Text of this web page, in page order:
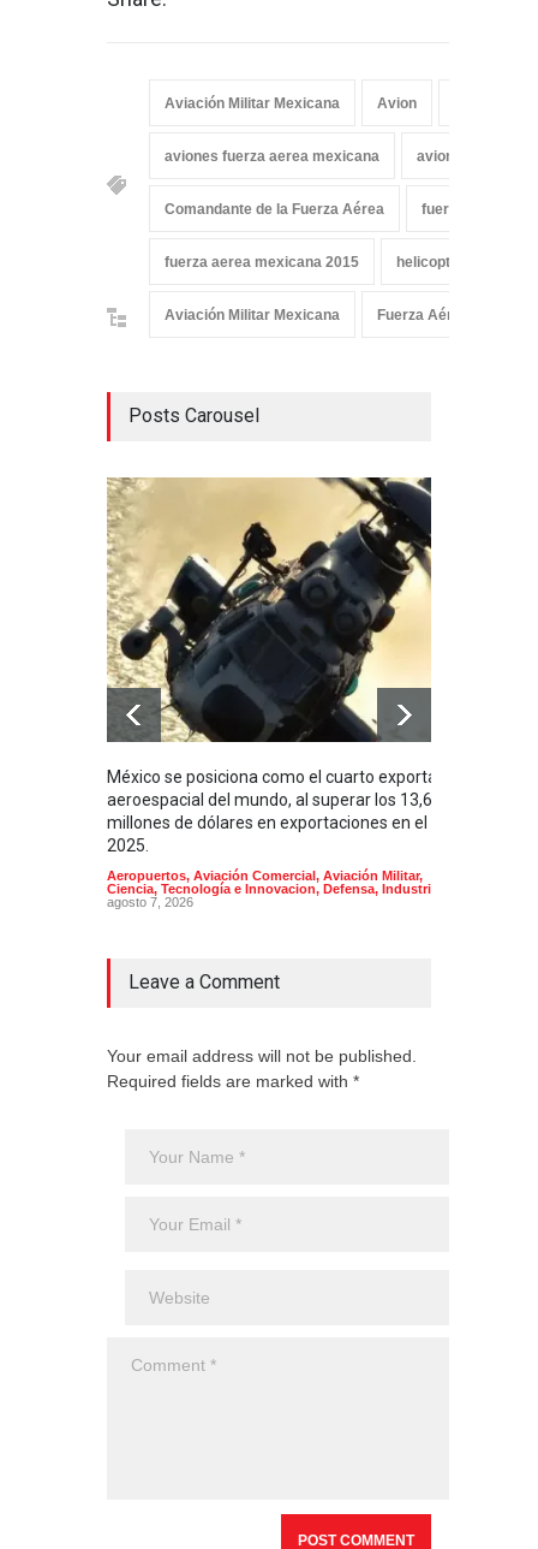
Aviación Militar Mexicana Avion
aviones fuerza aerea mexicana aviones
Comandante de la Fuerza Aérea fuerza aérea de
fuerza aerea mexicana 2015 helicoptero
Aviación Militar Mexicana Fuerza Aérea Mexicana
Posts Carousel
México se posiciona como el cuarto exportador
aeroespacial del mundo, al superar los 13,600
millones de dólares en exportaciones en el
2025.
Aeropuertos, Aviación Comercial , Aviación Militar,
Ciencia, Tecnología e Innovacion, Defensa, Industria
agosto 7, 2026
Leave a Comment
Your email address will not be published.
Required fields are marked with *